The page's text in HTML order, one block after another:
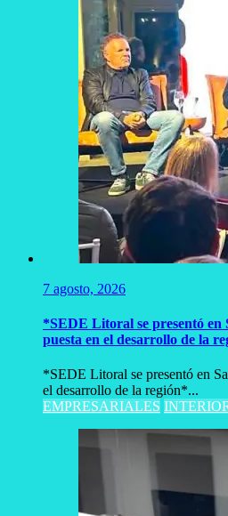
7 agosto, 2026
*SEDE Litoral se presentó en
puesta en el desarrollo de la
*SEDE Litoral se presentó en
el desarrollo de la región*...
EMPRESARIALES